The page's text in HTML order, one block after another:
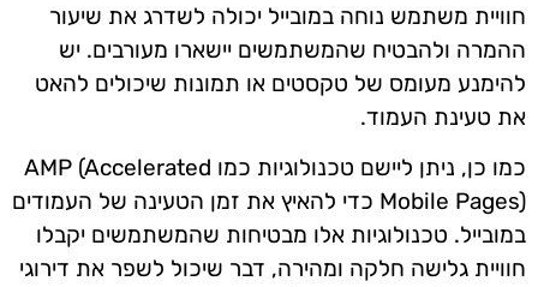
חוויית משתמש נוחה במובייל יכולה לשדרג את שיעור
ההמרה ולהבטיח שהמשתמשים יישארו מעורבים. יש
להימנע מעומס של טקסטים או תמונות שיכולים להאט
את טעינת העמוד.
כמו כן, ניתן ליישם טכנולוגיות כמו AMP (Accelerated
Mobile Pages) כדי להאיץ את זמן הטעינה של העמודים
במובייל. טכנולוגיות אלו מבטיחות שהמשתמשים יקבלו
חוויית גלישה חלקה ומהירה, דבר שיכול לשפר את דירוגי